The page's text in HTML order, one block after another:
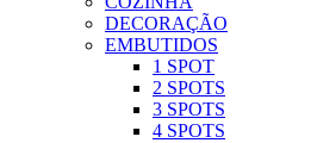
DECORAÇÃO
EMBUTIDOS
1 SPOT
2 SPOTS
3 SPOTS
4 SPOTS